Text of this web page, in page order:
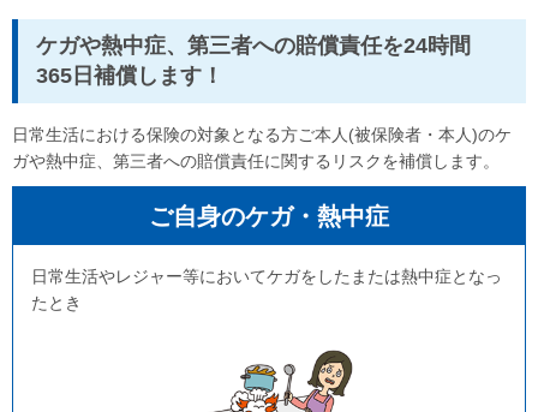
ケガや熱中症、第三者への賠償責任を24時間
365日補償します！
日常生活における保険の対象となる方ご本人(被保険者・本人)のケ
ガや熱中症、第三者への賠償責任に関するリスクを補償します。
ご自身のケガ・熱中症
日常生活やレジャー等においてケガをしたまたは熱中症となっ
たとき